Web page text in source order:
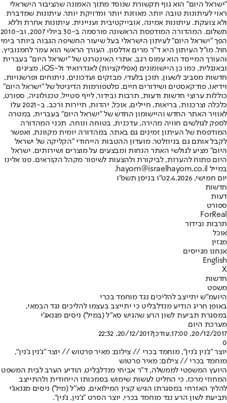
"ישראל היום" הוא גוף תקשורת שנוסד מתוך האמונה שהציבור הישראלי
ראוי לעיתונות טובה יותר, מאוזנת יותר ומדויקת יותר. עיתונות שמדברת
ולא צועקת. עיתונות אמינה, אובייקטיבית ועניינית. עיתונות אחרת וללא
תשלום. המהדורה המודפסת הראשונה פורסמה ב-30 ביולי 2007, וב-2010
הפך "ישראל היום" לעיתון הישראלי בעל שיעור החשיפה הגבוה ביותר בימי
חול. מו"ל העיתון היא ד"ר מרים אדלסון. העורך הראשי הוא עמר לחמנוביץ,
והעורך המייסד הוא עמוס רגב. אתרי האינטרנט של "ישראל היום" בעברית
ובאנגלית, כמו כן היישומונים (אפליקציות) לאנדרואיד ול-iOS, מציגים
חדשות מסביב לשעון, תוכן בלעדי, מבזקים ועדכונים, ניתוחים ופרשנויות,
וידיאו, פודקאסטים ושידורים חיים. פלטפורמות הדיגיטל של "ישראל היום"
כוללות ערוצי חדשות ודעות, תרבות ובידור, לייף סטייל, טכנולוגיה, ספורט,
כלכלה וצרכנות, בריאות, חיילים, אוכל, יהדות, תיירות ורכב. ב-2021 עלו
לאוויר האתר החדש והיישומון החדש של "ישראל היום" בעברית, במטרה
לספק לגולשים חוויה מהירה, עדכנית, בטוחה ונוחה. תכני המהדורה
המודפסת של העיתון זמינים גם באתר, במהדורה יומית מקוונת, ואפשר
לקבל אותם גם בניוזלטר. מועדון ההטבות הייחודי "הקליקה של ישראל
היום" מציע לגולשי האתר הנחות ומבצעים על מוצרים ושירותים. ישראל
היום פתוח להערות, לביקורת ולהצעות לשיפור מקהל הקוראים. פנו אלינו
במייל hayom@israelhayom.co.il.
יום חמישי, 2.4.2026
ט"ו בניסן תשפ"ו
חדשות
דעות
ספורט
ForReal
תרבות ובידור
אוכל
מגזין
אנחנו מגייסים
English
X
חדשות
משפט
היועמ"ש יתייצב להליכים נגד מוחמד בכרי
באופן חריג הודיע מנדלבליט כי יתייצב בעצמו להליכים נגד הבמאי,
במסגרת תביעת לשון הרע שהגיש סא"ל (במיל') ניסים מגנאג'י
מערכת היום
20/12/2017, 17:00
,עודכן20/12/2017, 22:32
0
יוצר "ג'נין ג'נין", מוחמד בכרי // צילום: מאיר פרטוש // יוצר "ג'נין ג'נין",
מוחמד בכרי // צילום: מאיר פרטוש
היועץ המשפטי לממשלה, ד"ר אביחי מנדלבליט, הודיע הערב לבית המשפט
המחוזי מרכז, כי החליט לעשות שימוש בסמכותו הייחודית ולהתייצב
להליך האזרחי במסגרתו הגיש קצין המילואים, סא"ל (מיל') ניסים מגנאג'י
תביעת לשון הרע נגד מוחמד בכרי, יוצר הסרט "ג'נין, ג'נין".